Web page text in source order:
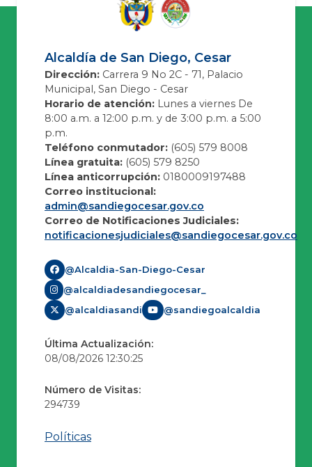
Alcaldía de San Diego, Cesar
Dirección: Carrera 9 No 2C - 71, Palacio
Municipal, San Diego - Cesar
Horario de atención: Lunes a viernes De
8:00 a.m. a 12:00 p.m. y de 3:00 p.m. a 5:00
p.m.
Teléfono conmutador: (605) 579 8008
Línea gratuita: (605) 579 8250
Línea anticorrupción: 0180009197488
Correo institucional:
admin@sandiegocesar.gov.co
Correo de Notificaciones Judiciales:
notificacionesjudiciales@sandiegocesar.gov.co
@Alcaldia-San-Diego-Cesar
@alcaldiadesandiegocesar_
@alcaldiasandi
@sandiegoalcaldia
Última Actualización:
08/08/2026 12:30:25
Número de Visitas:
294739
Políticas